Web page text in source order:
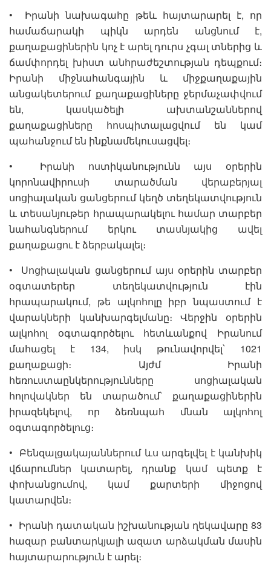
• Իրանի նախագահը թեև հայտարարել է, որ
համաճարակի պիկն արդեն անցնում է,
քաղաքացիներին կոչ է արել դուրս չգալ տներից և
ճամփորդել խիստ անհրաժեշտության դեպքում։
Իրանի միջնահանգային և միջքաղաքային
անցակետերում քաղաքացիները ջերմաչափվում
են, կասկածելի ախտանշաններով
քաղաքացիները հոսպիտալացվում են կամ
պահանջում են ինքնամեկուսացվել։
• Իրանի ոստիկանությունն այս օրերին
կորոնավիրուսի տարածման վերաբերյալ
սոցիալական ցանցերում կեղծ տեղեկատվություն
և տեսանյութեր հրապարակելու համար տարբեր
նահանգներում երկու տասնյակից ավել
քաղաքացու է ձերբակալել։
• Սոցիալական ցանցերում այս օրերին տարբեր
օգտատերեր տեղեկատվություն էին
հրապարակում, թե ալկոհոլը իբր նպաստում է
վարակների կանխարգելմանը։ Վերջին օրերին
ալկոհոլ օգտագործելու հետևանքով Իրանում
մահացել է 134, իսկ թունավորվել՝ 1021
քաղաքացի։ Այժմ Իրանի
հեռուստաընկերությունները սոցիալական
հոլովակներ են տարածում՝ քաղաքացիներին
իրազեկելով, որ ձեռնպահ մնան ալկոհոլ
օգտագործելուց։
• Բենզալցակայաններում ևս արգելվել է կանխիկ
վճարումներ կատարել, դրանք կամ պետք է
փոխանցումով, կամ քարտերի միջոցով
կատարվեն։
• Իրանի դատական իշխանության ղեկավարը 83
հազար բանտարկյալի ազատ արձակման մասին
հայտարարություն է արել։